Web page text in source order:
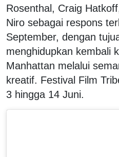
Rosenthal, Craig
Niro sebagai respons
September, dengan
menghidupkan kembali
Manhattan melalui
kreatif. Festival Film
3 hingga 14 Juni.